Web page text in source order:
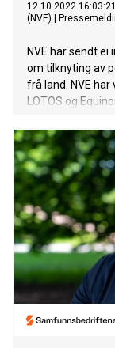
12.10.2022
(NVE)
NVE har sendt
om tilknyting av
frå land. NVE
LOTOS og
for å avgjere